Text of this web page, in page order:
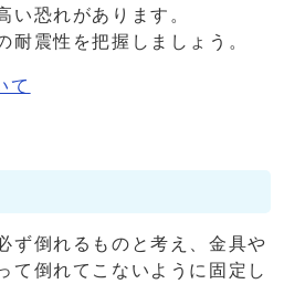
い恐れがあります。
耐震性を把握しましょう。
て
ず倒れるものと考え、金具や
て倒れてこないように固定し